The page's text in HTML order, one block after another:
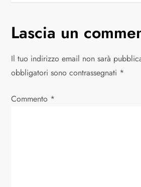
i
g
a
z
Lascia un
Il tuo indirizzo email non sarà
obbligatori sono contrassegnati *
Commento *